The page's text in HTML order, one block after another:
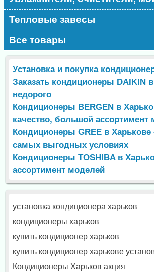
Тепловые завесы
Все товары
Установка и покупка
Заказать кондиционеры DAIKIN
недорого
Кондиционеры BERGEN в
качество, большой ассортимент
Кондиционеры GREE в
самых выгодных условиях
Кондиционеры TOSHIBA в
ассортимент моделей
установка кондиционера харьков
кондиционеры харьков
купить кондиционер харьков
купить кондиционер харькове
Кондиционеры Харьков акция